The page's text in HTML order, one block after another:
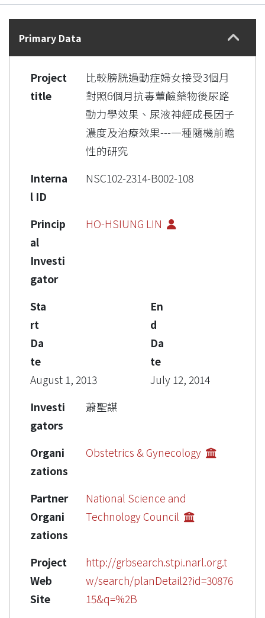
Details
Primary Data
Project
title
比較膀胱過動症婦女接受3個月
對照6個月抗毒蕈鹼藥物後尿路
動力學效果、尿液神經成長因子
濃度及治療效果---一種隨機前瞻
性的研究
Interna
l ID
NSC102-2314-B002-108
Princip
al
Investi
gator
HO-HSIUNG LIN
Sta
rt
Da
te
August 1, 2013
En
d
Da
te
July 12, 2014
Investi
gators
蕭聖謀
Organi
zations
Obstetrics & Gynecology
Partner
Organi
zations
National Science and
Technology Council
Project
Web
Site
http://grbsearch.stpi.narl.org.t
w/search/planDetail2?id=30876
15&q=%2B